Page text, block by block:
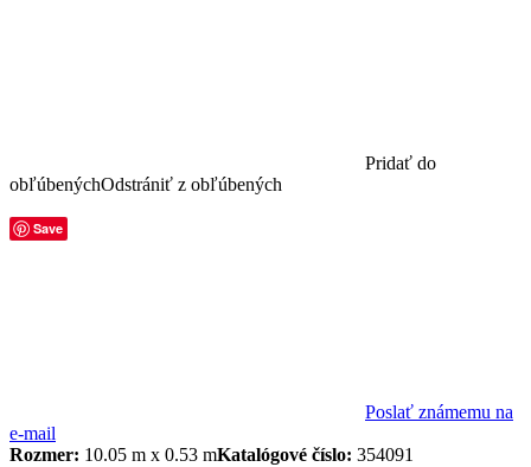
Pridať do
obľúbenýchOdstrániť z obľúbených
Save
Poslať známemu na
e-mail
Rozmer: 10.05 m x 0.53 mKatalógové číslo: 354091